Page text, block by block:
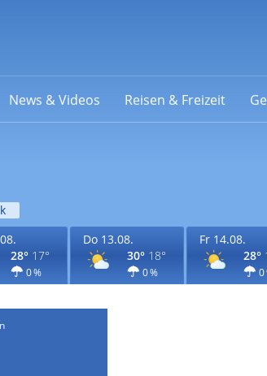
News & Videos Reisen & Freizeit
28° 17°
0 %
Do 13.08.
30° 18°
0 %
Fr 14.08.
28°
0